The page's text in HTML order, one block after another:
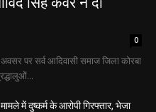
0
पर सर्व आदिवासी समाज जिला कोरबा
में दुष्कर्म के आरोपी गिरफ्तार, भेजा